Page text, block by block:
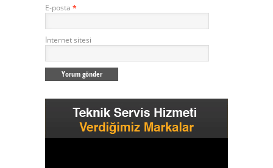
E-posta *
İnternet sitesi